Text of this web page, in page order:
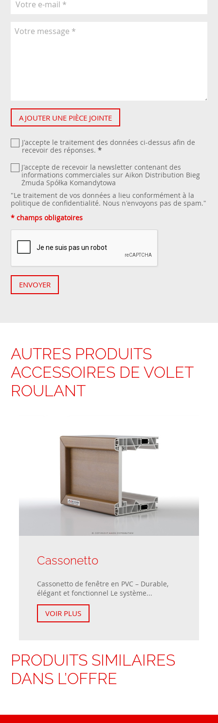
AJOUTER UNE PIÈCE JOINTE
J'accepte le traitement des données ci-dessus afin de
recevoir des réponses. *
J'accepte de recevoir la newsletter contenant des
informations commerciales sur Aikon Distribution Bieg
Żmuda Spółka Komandytowa
"Le traitement de vos données a lieu conformément à la
politique de confidentialité. Nous n'envoyons pas de spam."
* champs obligatoires
ENVOYER
AUTRES PRODUITS
ACCESSOIRES DE VOLET
ROULANT
Cassonetto
Cassonetto de fenêtre en PVC – Durable,
élégant et fonctionnel Le système...
VOIR PLUS
PRODUITS SIMILAIRES
DANS L’OFFRE